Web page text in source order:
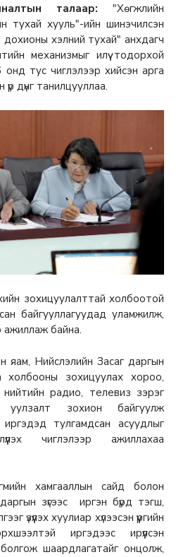
талаар: "Хөгжлийн
тухай хууль"-ийн шинэчилсэн
хэлний тухай" анхдагч
механизмыг илүү тодорхой
тус чиглэлээр хийсэн арга
дүнг танилцууллаа.
зохицуулалттай холбоотой
байгууллагуудад уламжилж,
ажиллаж байна.
яам, Нийслэлийн Засаг даргын
холбооны зохицуулах хороо,
радио, телевиз зэрэг
уулзалт зохион байгуулж
тулгамдсан асуудлыг
чиглэлээр ажиллахаа
хамгааллын сайд болон
зүгээс иргэн бүрд тэгш,
үзүүлэх хуулиар хүлээсэн үүргийн
иргэдээс ирүүлсэн
шаардлагатайг онцолж,